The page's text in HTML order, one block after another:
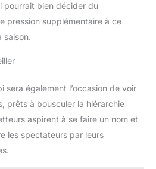
pourrait bien décider du
pression supplémentaire à ce
saison.
sera également l’occasion de voir
prêts à bousculer la hiérarchie
aspirent à se faire un nom et
les spectateurs par leurs